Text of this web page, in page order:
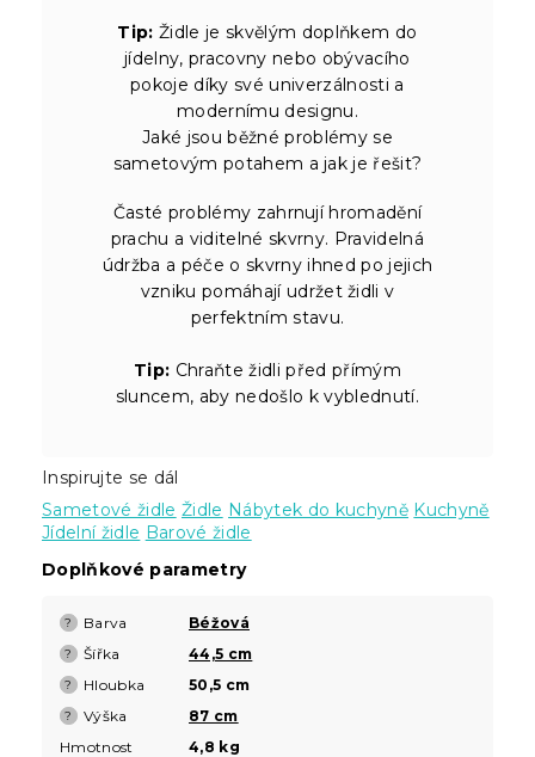
Tip: Židle je skvělým doplňkem do
jídelny, pracovny nebo obývacího
pokoje díky své univerzálnosti a
modernímu designu.
Jaké jsou běžné problémy se
sametovým potahem a jak je řešit?
Časté problémy zahrnují hromadění
prachu a viditelné skvrny. Pravidelná
údržba a péče o skvrny ihned po jejich
vzniku pomáhají udržet židli v
perfektním stavu.
Tip: Chraňte židli před přímým
sluncem, aby nedošlo k vyblednutí.
Inspirujte se dál
Sametové židle Židle Nábytek do kuchyně Kuchyně
Jídelní židle Barové židle
Doplňkové parametry
? Barva Béžová
? Šířka 44,5 cm
? Hloubka 50,5 cm
? Výška
87 cm
Hmotnost
4,8 kg